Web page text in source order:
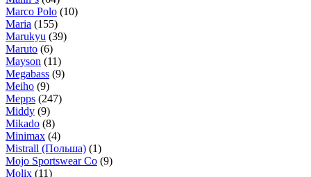
Marco Polo (10)
Maria (155)
Marukyu (39)
Maruto (6)
Mayson (11)
Megabass (9)
Meiho (9)
Mepps (247)
Middy (9)
Mikado (8)
Minimax (4)
Mistrall (Польша) (1)
Mojo Sportswear Co (9)
Molix (11)